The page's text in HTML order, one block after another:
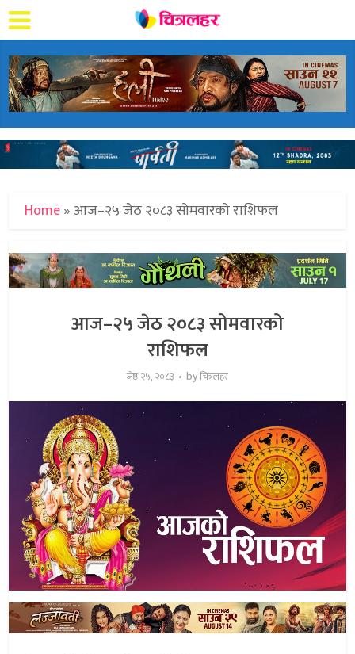
Home»आज–२५ जेठ २०८३ सोमवारको राशिफल
आज–२५ जेठ २०८३ सोमवारको
राशिफल
जेष्ठ २५, २०८३ byचित्रलहर